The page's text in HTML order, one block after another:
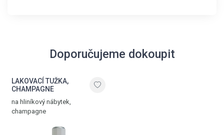
Doporučujeme dokoupit
LAKOVACÍ TUŽKA,
CHAMPAGNE
na hliníkový nábytek,
champagne